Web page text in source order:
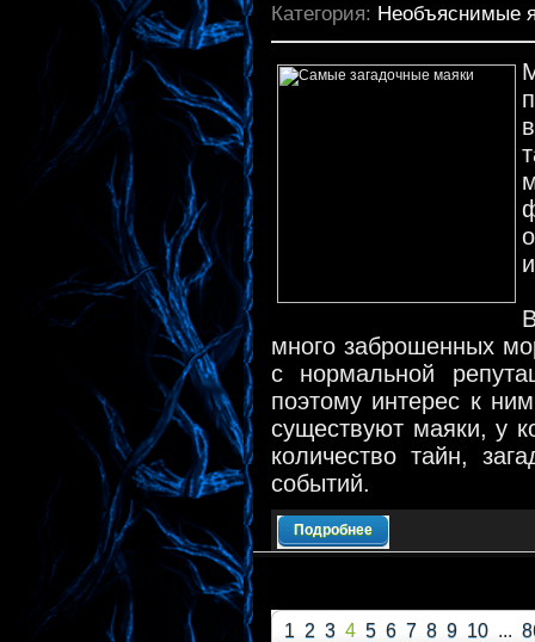
Категория: Необъяснимые
много заброшенных
с нормальной
поэтому интерес к
существуют маяки, у
количество тайн,
событий.
Подробнее
1 2 3 4 5 6 7 8 9 10 ...